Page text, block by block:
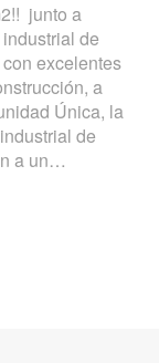
junto a
de
excelentes
a
Única, la
de
a un…